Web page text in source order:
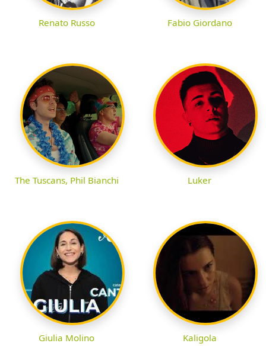
Renato Russo Fabio Giordano
The Tuscans, Phil Bianchi Luker
Giulia Molino Kaligola